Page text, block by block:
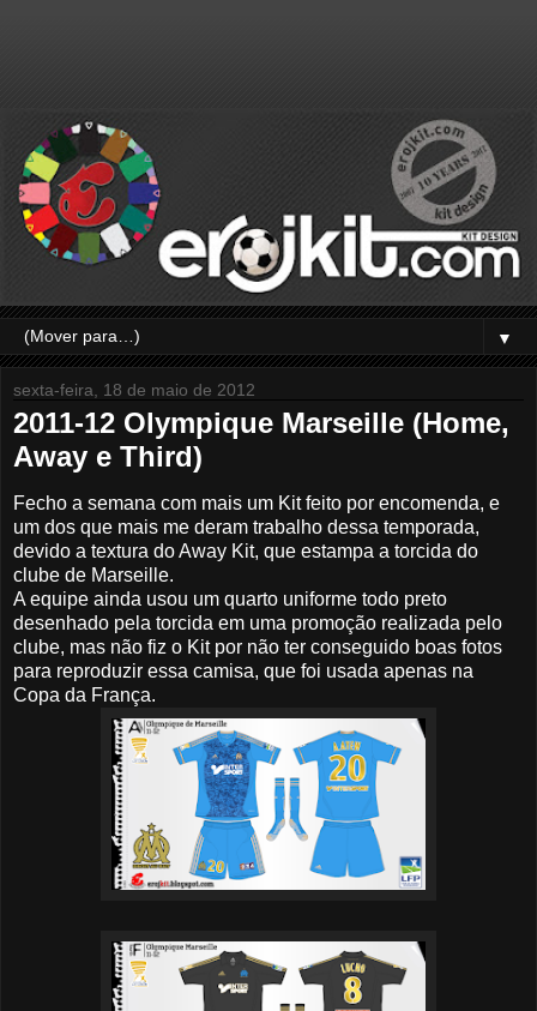
▼
sexta-feira, 18 de maio de 2012
2011-12 Olympique Marseille (Home,
Away e Third)
Fecho a semana com mais um Kit feito por encomenda, e
um dos que mais me deram trabalho dessa temporada,
devido a textura do Away Kit, que estampa a torcida do
clube de Marseille.
A equipe ainda usou um quarto uniforme todo preto
desenhado pela torcida em uma promoção realizada pelo
clube, mas não fiz o Kit por não ter conseguido boas fotos
para reproduzir essa camisa, que foi usada apenas na
Copa da França.